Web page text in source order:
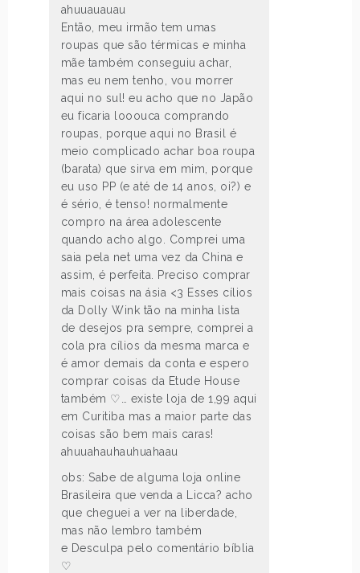
ahuuauauau
Então, meu irmão tem umas
roupas que são térmicas e minha
mãe também conseguiu achar,
mas eu nem tenho, vou morrer
aqui no sul! eu acho que no Japão
eu ficaria looouca comprando
roupas, porque aqui no Brasil é
meio complicado achar boa roupa
(barata) que sirva em mim, porque
eu uso PP (e até de 14 anos, oi?) e
é sério, é tenso! normalmente
compro na área adolescente
quando acho algo. Comprei uma
saia pela net uma vez da China e
assim, é perfeita. Preciso comprar
mais coisas na ásia <3 Esses cílios
da Dolly Wink tão na minha lista
de desejos pra sempre, comprei a
cola pra cílios da mesma marca e
é amor demais da conta e espero
comprar coisas da Etude House
também ♡… existe loja de 1,99 aqui
em Curitiba mas a maior parte das
coisas são bem mais caras!
ahuuahauhauhuahaau
obs: Sabe de alguma loja online
Brasileira que venda a Licca? acho
que cheguei a ver na liberdade,
mas não lembro também
e Desculpa pelo comentário bíblia
♡